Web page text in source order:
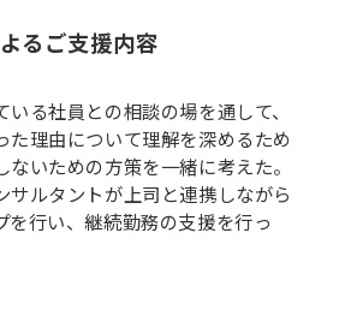
るご支援内容
る社員との相談の場を通して、
た理由について理解を深めるため
ないための方策を一緒に考えた。
サルタントが上司と連携しながら
を行い、継続勤務の支援を行っ